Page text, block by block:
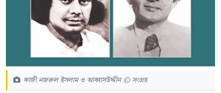
কাজী নজরুল ইসলাম ও আব্বাসউদ্দীন © সংগ্রহ